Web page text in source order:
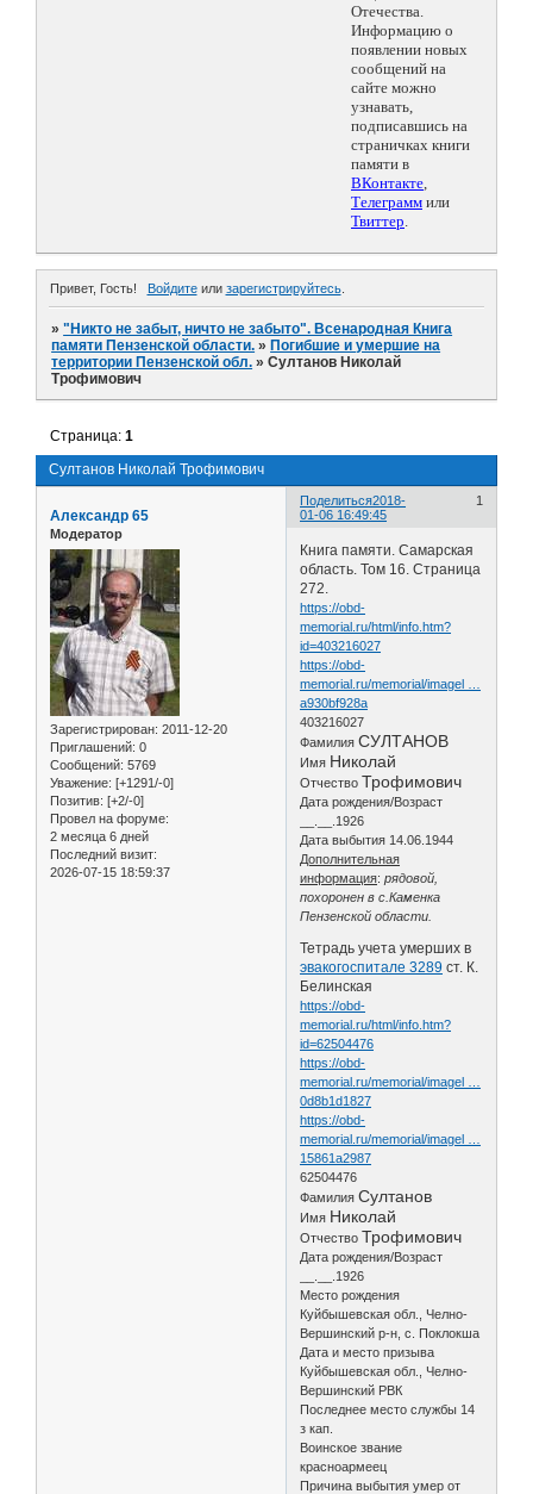
Отечества.
Информацию о
появлении новых
сообщений на
сайте можно
узнавать,
подписавшись на
страничках книги
памяти в
ВКонтакте,
Телеграмм или
Твиттер.
Привет, Гость! Войдитеили зарегистрируйтесь.
»"Никто не забыт, ничто не забыто". Всенародная Книга
памяти Пензенской области. » Погибшие и умершие на
территории Пензенской обл. »Султанов Николай
Трофимович
Султанов Николай Трофимович
Страница:1
Поделиться 1
2018-
01-06 16:49:45
Александр 65
Модератор
Зарегистрирован: 2011-12-20
Приглашений: 0
Сообщений: 5769
Уважение: [+1291/-0]
Позитив: [+2/-0]
Провел на форуме:
2 месяца 6 дней
Последний визит:
2026-07-15 18:59:37
Книга памяти. Самарская
область. Том 16. Страница
272.
https://obd-
memorial.ru/html/info.htm?
id=403216027
https://obd-
memorial.ru/memorial/imagel …
a930bf928a
403216027
ФамилияСУЛТАНОВ
Имя Николай
Отчество Трофимович
Дата рождения/Возраст
__.__.1926
Дата выбытия 14.06.1944
Дополнительная
информация:рядовой,
похоронен в с.Каменка
Пензенской области.
Тетрадь учета умерших в
эвакогоспитале 3289 ст. К.
Белинская
https://obd-
memorial.ru/html/info.htm?
id=62504476
https://obd-
memorial.ru/memorial/imagel …
0d8b1d1827
https://obd-
memorial.ru/memorial/imagel …
15861a2987
62504476
ФамилияСултанов
Имя Николай
Отчество Трофимович
Дата рождения/Возраст
__.__.1926
Место рождения
Куйбышевская обл., Челно-
Вершинский р-н, с. Поклокша
Дата и место призыва
Куйбышевская обл., Челно-
Вершинский РВК
Последнее место службы 14
з кап.
Воинское звание
красноармеец
Причина выбытия умер от